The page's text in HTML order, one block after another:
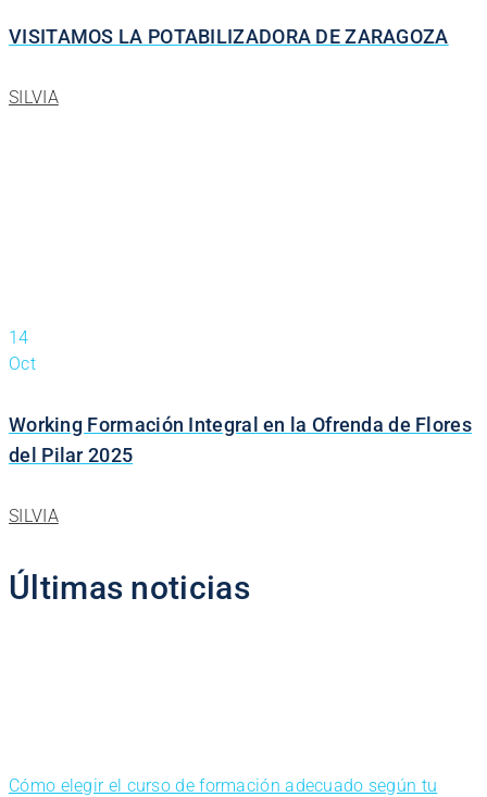
VISITAMOS LA POTABILIZADORA DE ZARAGOZA
SILVIA
14
Oct
Working Formación Integral en la Ofrenda de Flores
del Pilar 2025
SILVIA
Últimas noticias
Cómo elegir el curso de formación adecuado según tu